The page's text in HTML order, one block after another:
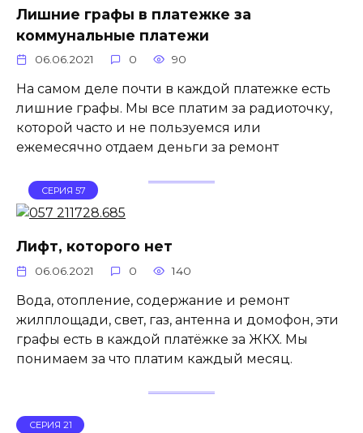
Лишние графы в платежке за
коммунальные платежи
06.06.2021 0 90
На самом деле почти в каждой платежке есть
лишние графы. Мы все платим за радиоточку,
которой часто и не пользуемся или
ежемесячно отдаем деньги за ремонт
СЕРИЯ 57
Лифт, которого нет
06.06.2021 0 140
Вода, отопление, содержание и ремонт
жилплощади, свет, газ, антенна и домофон, эти
графы есть в каждой платёжке за ЖКХ. Мы
понимаем за что платим каждый месяц.
СЕРИЯ 21